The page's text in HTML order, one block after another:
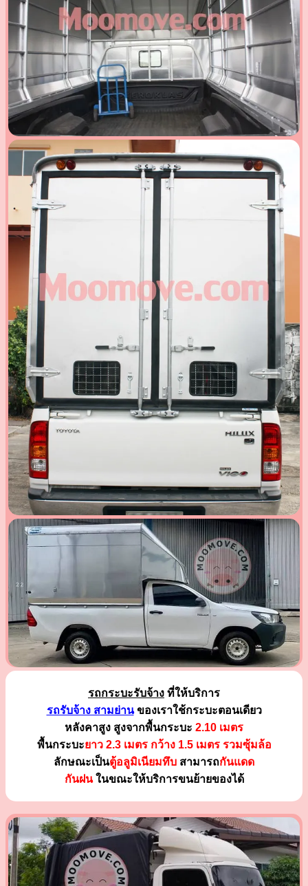
รถกระบะรับจ้าง ที่ให้บริการ
รถรับจ้าง สามย่านของเราใช้กระบะตอนเดียว
หลังคาสูง สูงจากพื้นกระบะ 2.10 เมตร
พื้นกระบะยาว 2.3 เมตร กว้าง 1.5 เมตร รวมซุ้มล้อ
ลักษณะเป็นตู้อลูมิเนียมทึบ สามารถกันแดด
กันฝนในขณะให้บริการขนย้ายของได้